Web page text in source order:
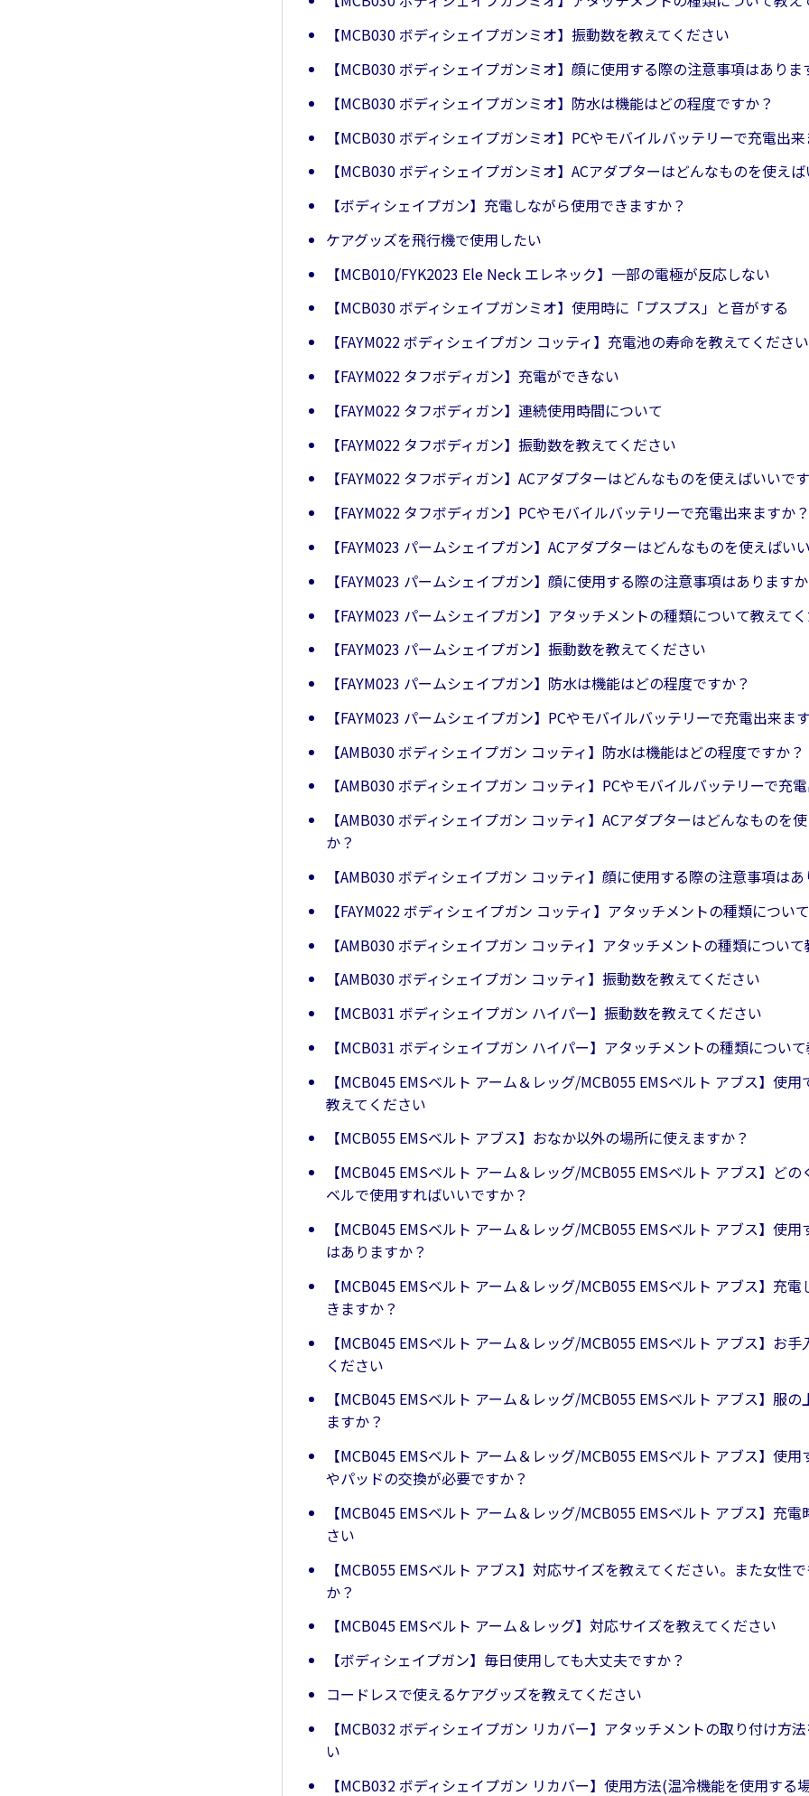
【MCB030 ボディシェイプガンミオ】振動数を教えてください
【MCB030 ボディシェイプガンミオ】顔に使用する際の注意事項はありま
【MCB030 ボディシェイプガンミオ】防水は機能はどの程度ですか？
【MCB030 ボディシェイプガンミオ】PCやモバイルバッテリーで充電出来
【MCB030 ボディシェイプガンミオ】ACアダプターはどんなものを使え
【ボディシェイプガン】充電しながら使用できますか？
ケアグッズを飛行機で使用したい
【MCB010/FYK2023 Ele Neck エレネック】一部の電極が反応しない
【MCB030 ボディシェイプガンミオ】使用時に「プスプス」と音がする
【FAYM022 ボディシェイプガン コッティ】充電池の寿命を教えてください
【FAYM022 タフボディガン】充電ができない
【FAYM022 タフボディガン】連続使用時間について
【FAYM022 タフボディガン】振動数を教えてください
【FAYM022 タフボディガン】ACアダプターはどんなものを使えばいいで
【FAYM022 タフボディガン】PCやモバイルバッテリーで充電出来ますか？
【FAYM023 パームシェイプガン】ACアダプターはどんなものを使えばい
【FAYM023 パームシェイプガン】顔に使用する際の注意事項はありますか
【FAYM023 パームシェイプガン】アタッチメントの種類について教えて
【FAYM023 パームシェイプガン】振動数を教えてください
【FAYM023 パームシェイプガン】防水は機能はどの程度ですか？
【FAYM023 パームシェイプガン】PCやモバイルバッテリーで充電出来ま
【AMB030 ボディシェイプガン コッティ】防水は機能はどの程度ですか？
【AMB030 ボディシェイプガン コッティ】PCやモバイルバッテリーで充
【AMB030 ボディシェイプガン コッティ】ACアダプターはどんなものを
か？
【AMB030 ボディシェイプガン コッティ】顔に使用する際の注意事項は
【FAYM022 ボディシェイプガン コッティ】アタッチメントの種類につい
【AMB030 ボディシェイプガン コッティ】アタッチメントの種類につい
【AMB030 ボディシェイプガン コッティ】振動数を教えてください
【MCB031 ボディシェイプガン ハイパー】振動数を教えてください
【MCB031 ボディシェイプガン ハイパー】アタッチメントの種類につい
【MCB045 EMSベルト アーム＆レッグ/MCB055 EMSベルト アブス】使
教えてください
【MCB055 EMSベルト アブス】おなか以外の場所に使えますか？
【MCB045 EMSベルト アーム＆レッグ/MCB055 EMSベルト アブス】ど
ベルで使用すればいいですか？
【MCB045 EMSベルト アーム＆レッグ/MCB055 EMSベルト アブス】使
はありますか？
【MCB045 EMSベルト アーム＆レッグ/MCB055 EMSベルト アブス】充
きますか？
【MCB045 EMSベルト アーム＆レッグ/MCB055 EMSベルト アブス】お
ください
【MCB045 EMSベルト アーム＆レッグ/MCB055 EMSベルト アブス】服
ますか？
【MCB045 EMSベルト アーム＆レッグ/MCB055 EMSベルト アブス】使
やパッドの交換が必要ですか？
【MCB045 EMSベルト アーム＆レッグ/MCB055 EMSベルト アブス】充
さい
【MCB055 EMSベルト アブス】対応サイズを教えてください。また女性
か？
【MCB045 EMSベルト アーム＆レッグ】対応サイズを教えてください
【ボディシェイプガン】毎日使用しても大丈夫ですか？
コードレスで使えるケアグッズを教えてください
【MCB032 ボディシェイプガン リカバー】アタッチメントの取り付け方
い
【MCB032 ボディシェイプガン リカバー】使用方法(温冷機能を使用する